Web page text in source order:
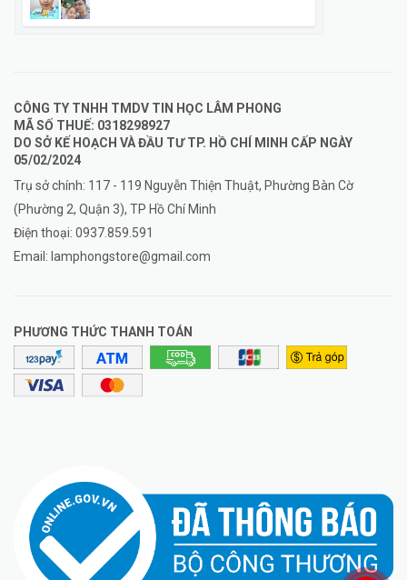
CÔNG TY TNHH TMDV TIN HỌC LÂM PHONG
MÃ SỐ THUẾ: 0318298927
DO SỞ KẾ HOẠCH VÀ ĐẦU TƯ TP. HỒ CHÍ MINH CẤP NGÀY
05/02/2024
Trụ sở chính: 117 - 119 Nguyễn Thiện Thuật, Phường Bàn Cờ
(Phường 2, Quận 3), TP Hồ Chí Minh
Điện thoại: 0937.859.591
Email: lamphongstore@gmail.com
PHƯƠNG THỨC THANH TOÁN